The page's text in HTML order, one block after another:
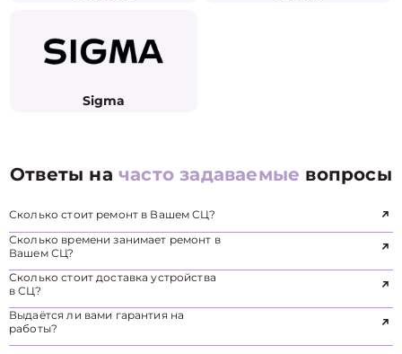
Sigma
Ответы начасто задаваемые вопросы
Сколько стоит ремонт в Вашем СЦ?
Сколько времени занимает ремонт в
Вашем СЦ?
Сколько стоит доставка устройства
в СЦ?
Выдаётся ли вами гарантия на
работы?